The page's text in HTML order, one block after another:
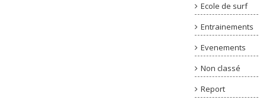
Ecole de surf
Entrainements
Evenements
Non classé
Report